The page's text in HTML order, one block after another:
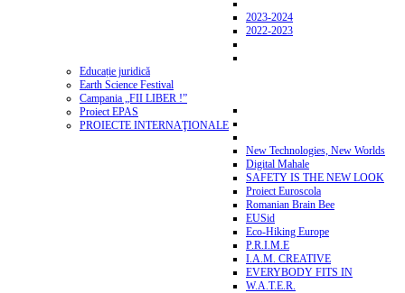
2023-2024
2022-2023
Educație juridică
Earth Science Festival
Campania „FII LIBER !”
Proiect EPAS
PROIECTE INTERNAŢIONALE
New Technologies, New Worlds
Digital Mahale
SAFETY IS THE NEW LOOK
Proiect Euroscola
Romanian Brain Bee
EUSid
Eco-Hiking Europe
P.R.I.M.E
I.A.M. CREATIVE
EVERYBODY FITS IN
W.A.T.E.R.